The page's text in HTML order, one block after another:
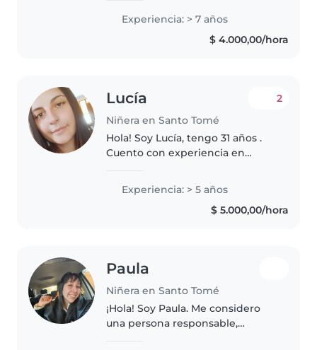
cuidado y disfruto acompañarlos
en sus actividades diarias, juegos
y aprendizaje. Me caracterizo..
Experiencia: > 7 años
$ 4.000,00/hora
Lucía
Niñera en Santo Tomé
2
Hola! Soy Lucía, tengo 31 años .
Cuento con experiencia en
cuidado de personas con
múltiples discapacidades y
adultos mayores. Se cocinar, soy
Experiencia: > 5 años
$ 5.000,00/hora
Paula
Niñera en Santo Tomé
¡Hola! Soy Paula. Me considero
una persona responsable,